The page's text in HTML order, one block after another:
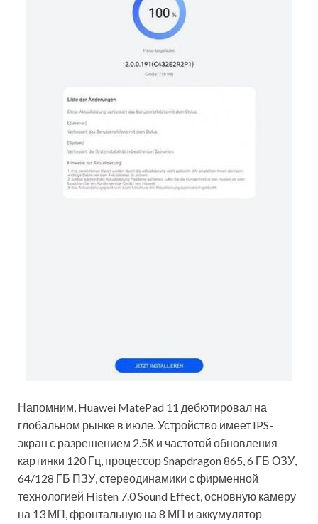
Напомним, Huawei MatePad 11 дебютировал на
глобальном рынке в июле. Устройство имеет IPS-
экран с разрешением 2.5К и частотой обновления
картинки 120 Гц, процессор Snapdragon 865, 6 ГБ ОЗУ,
64/128 ГБ ПЗУ, стереодинамики с фирменной
технологией Histen 7.0 Sound Effect, основную камеру
на 13 МП, фронтальную на 8 МП и аккумулятор